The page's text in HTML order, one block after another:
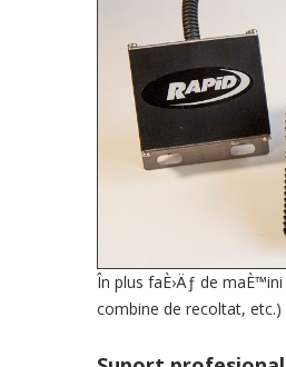
În plus faÈ›Äƒ de maÈ™ini
combine de recoltat, etc.)